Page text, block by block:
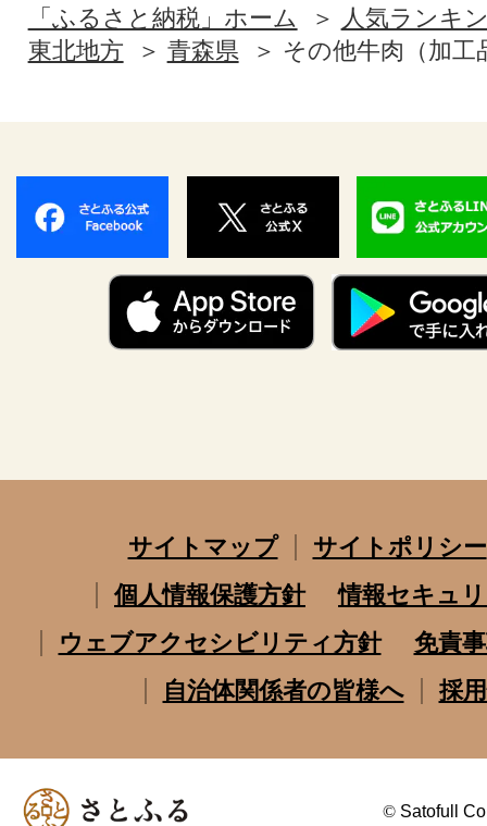
「ふるさと納税」ホーム
人気ランキ
東北地方
青森県 その他牛肉（加工
サイトマップ
サイトポリシー
個人情報保護方針
情報セキュ
ウェブアクセシビリティ方針
免責
自治体関係者の皆様へ
採
© Satofull